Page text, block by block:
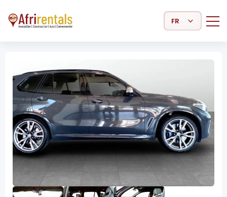
Select Language